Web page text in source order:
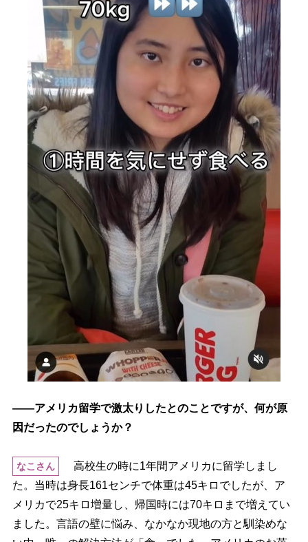
――アメリカ留学で激太りしたとのことですが、何が原
因だったのでしょうか？
なこさん
高校生の時に1年間アメリカに留学しまし
た。当時は身長161センチで体重は45キロでしたが、ア
メリカで25キロ増量し、帰国時には70キロまで増えてい
ました。言語の壁に悩み、なかなか現地の方と馴染めな